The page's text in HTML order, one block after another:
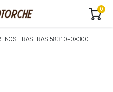
0
TRASERAS 58310-0X300